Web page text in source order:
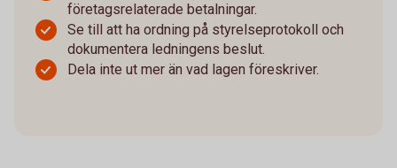
företagsrelaterade betalningar.
Se till att ha ordning på styrelseprotokoll och
dokumentera ledningens beslut.
Dela inte ut mer än vad lagen föreskriver.